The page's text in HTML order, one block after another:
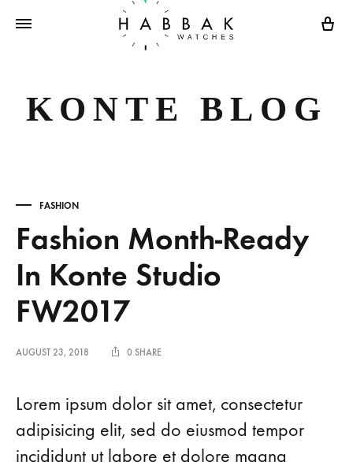
KONTE BLOG
FASHION
Fashion Month-Ready
In Konte Studio
FW2017
AUGUST 23, 2018 0 SHARE
Lorem ipsum dolor sit amet, consectetur
adipisicing elit, sed do eiusmod tempor
incididunt ut labore et dolore magna